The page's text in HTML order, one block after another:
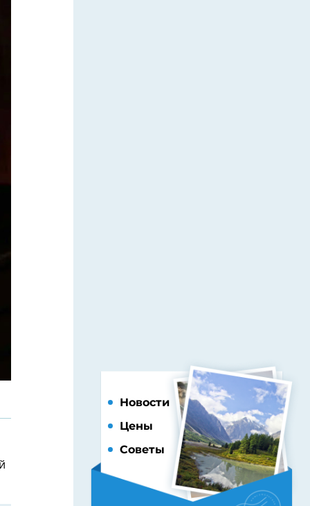
Новости
Цены
Советы